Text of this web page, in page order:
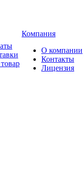
Компания
О компании
Контакты
Лицензия